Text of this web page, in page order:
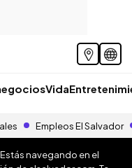
Vida
Empleos El Salvador
navegando en el